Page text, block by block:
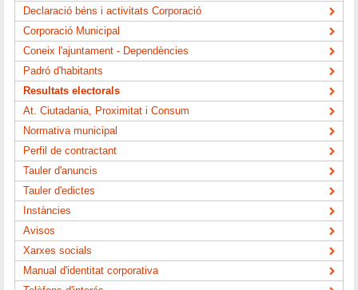
Declaració béns i activitats Corporació
Corporació Municipal
Coneix l'ajuntament - Dependències
Padró d'habitants
Resultats electorals
At. Ciutadania, Proximitat i Consum
Normativa municipal
Perfil de contractant
Tauler d'anuncis
Tauler d'edictes
Instàncies
Avisos
Xarxes socials
Manual d'identitat corporativa